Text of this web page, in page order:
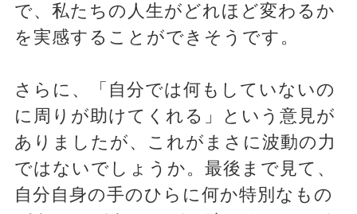
で、私たちの人生がどれほど変わるか
を実感することができそうです。
さらに、「自分では何もしていないの
に周りが助けてくれる」という意見が
ありましたが、これがまさに波動の力
ではないでしょうか。最後まで見て、
自分自身の手のひらに何か特別なもの